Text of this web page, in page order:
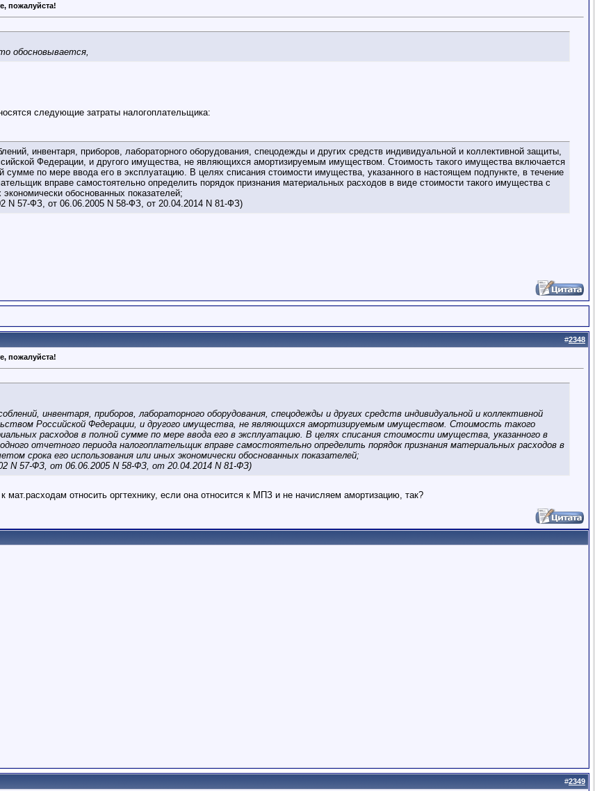
пожалуйста!
обосновывается,
следующие затраты налогоплательщика:
инвентаря, приборов, лабораторного оборудования, спецодежды и других средств индивидуальной и коллективной защиты,
Федерации, и другого имущества, не являющихся амортизируемым имуществом. Стоимость такого имущества включается
сумме по мере ввода его в эксплуатацию. В целях списания стоимости имущества, указанного в настоящем подпункте, в течение
вправе самостоятельно определить порядок признания материальных расходов в виде стоимости такого имущества с
обоснованных показателей;
N 57-ФЗ, от 06.06.2005 N 58-ФЗ, от 20.04.2014 N 81-ФЗ)
#2348
пожалуйста!
инвентаря, приборов, лабораторного оборудования, спецодежды и других средств индивидуальной и коллективной
Российской Федерации, и другого имущества, не являющихся амортизируемым имуществом. Стоимость такого
расходов в полной сумме по мере ввода его в эксплуатацию. В целях списания стоимости имущества, указанного в
отчетного периода налогоплательщик вправе самостоятельно определить порядок признания материальных расходов в
срока его использования или иных экономически обоснованных показателей;
N 57-ФЗ, от 06.06.2005 N 58-ФЗ, от 20.04.2014 N 81-ФЗ)
мат.расходам относить оргтехнику, если она относится к МПЗ и не начисляем амортизацию, так?
#2349